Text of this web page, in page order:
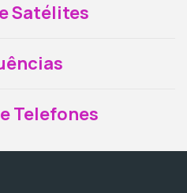
Satélites
Telefones